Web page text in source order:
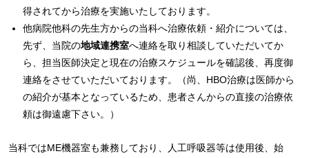
得されてから治療を実施いたしております。
他病院他科の先生方からの当科へ治療依頼・紹介については、
先ず、当院の地域連携室へ連絡を取り相談していただいてか
ら、担当医師決定と現在の治療スケジュールを確認後、再度御
連絡をさせていただいております。（尚、HBO治療は医師から
の紹介が基本となっているため、患者さんからの直接の治療依
頼は御遠慮下さい。）
当科ではME機器室も兼務しており、人工呼吸器等は使用後、始